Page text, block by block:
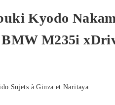
Kyodo
M235i
Sujets à Ginza et Naritaya